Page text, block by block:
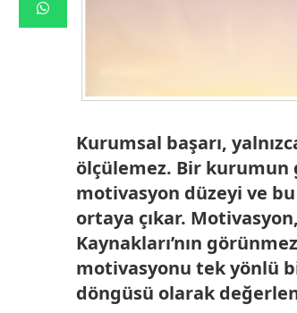
Kurumsal başarı,
ölçülemez. Bir kurumun
motivasyon düzeyi ve
ortaya çıkar.
Kaynakları’nın
motivasyonu tek yönlü
döngüsü olarak